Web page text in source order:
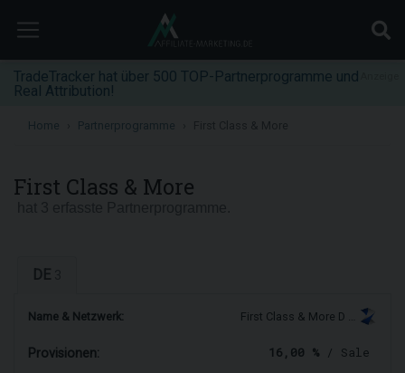
TradeTracker hat über 500 TOP-Partnerprogramme und
Real Attribution!
Home Partnerprogramme
First Class & More
DE
Name & Netzwerk: First Class & More D …
Provisionen: 16,00 % / Sale